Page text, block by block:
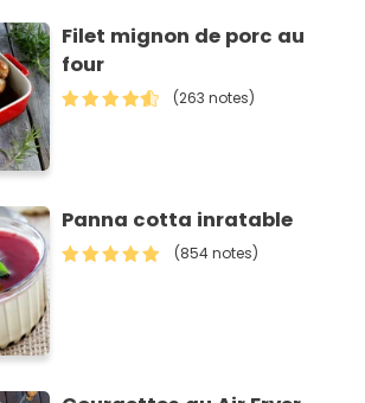
Filet mignon de porc au
four
(263 notes)
Panna cotta inratable
(854 notes)